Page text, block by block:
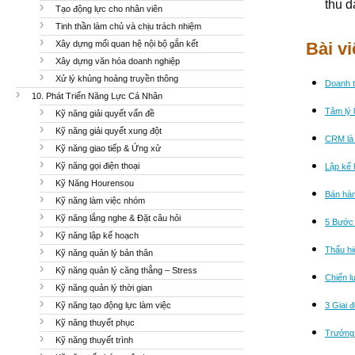
thu
Bài
Doanh
Tâm lý
CRM
Lập
Bán
5 Bước
Thấu
Chiến
3 Giai
Trưởng
Tạo động lực cho nhân viên
Tinh thần làm chủ và chịu trách nhiệm
Xây dựng mối quan hệ nội bộ gắn kết
Xây dựng văn hóa doanh nghiệp
Xử lý khủng hoảng truyền thông
10. Phát Triển Năng Lực Cá Nhân
Kỹ năng giải quyết vấn đề
Kỹ năng giải quyết xung đột
Kỹ năng giao tiếp & Ứng xử
Kỹ năng gọi điện thoại
Kỹ Năng Hourensou
Kỹ năng làm việc nhóm
Kỹ năng lắng nghe & Đặt câu hỏi
Kỹ năng lập kế hoạch
Kỹ năng quản lý bản thân
Kỹ năng quản lý căng thẳng – Stress
Kỹ năng quản lý thời gian
Kỹ năng tạo động lực làm việc
Kỹ năng thuyết phục
Kỹ năng thuyết trình